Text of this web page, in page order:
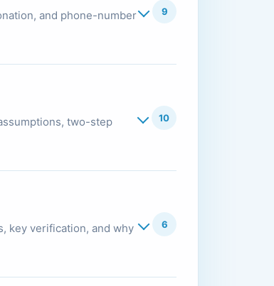
and phone-number
9
two-step
10
key verification, and why
6